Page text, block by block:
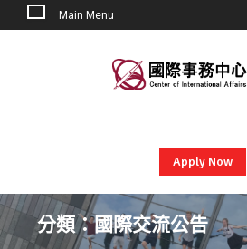
Main Menu
Apply Now
分類：國際交流公告